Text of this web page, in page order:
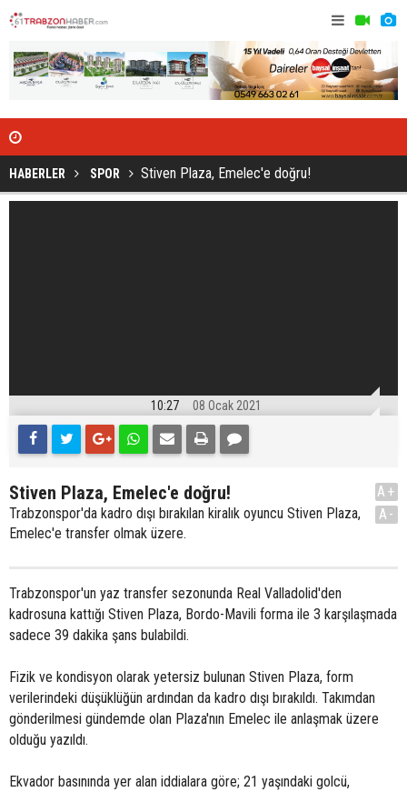
HABERLER SPOR Stiven Plaza, Emelec'e doğru!
10:27 08 Ocak 2021
Stiven Plaza, Emelec'e doğru!
Trabzonspor'da kadro dışı bırakılan kiralık oyuncu Stiven Plaza,
Emelec'e transfer olmak üzere.
A+
A-
Trabzonspor'un yaz transfer sezonunda Real Valladolid'den
kadrosuna kattığı Stiven Plaza, Bordo-Mavili forma ile 3 karşılaşmada
sadece 39 dakika şans bulabildi.
Fizik ve kondisyon olarak yetersiz bulunan Stiven Plaza, form
verilerindeki düşüklüğün ardından da kadro dışı bırakıldı. Takımdan
gönderilmesi gündemde olan Plaza'nın Emelec ile anlaşmak üzere
olduğu yazıldı.
Ekvador basınında yer alan iddialara göre; 21 yaşındaki golcü,